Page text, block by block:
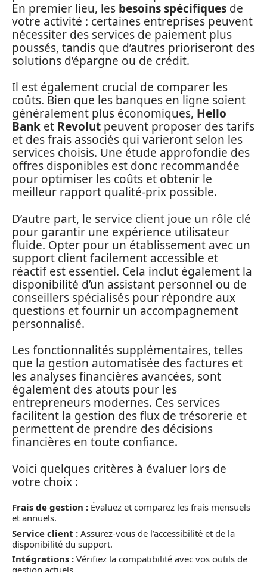
En premier lieu, les besoins spécifiques de
votre activité : certaines entreprises peuvent
nécessiter des services de paiement plus
poussés, tandis que d’autres prioriseront des
solutions d’épargne ou de crédit.
Il est également crucial de comparer les
coûts. Bien que les banques en ligne soient
généralement plus économiques, Hello
Bank et Revolut peuvent proposer des tarifs
et des frais associés qui varieront selon les
services choisis. Une étude approfondie des
offres disponibles est donc recommandée
pour optimiser les coûts et obtenir le
meilleur rapport qualité-prix possible.
D’autre part, le service client joue un rôle clé
pour garantir une expérience utilisateur
fluide. Opter pour un établissement avec un
support client facilement accessible et
réactif est essentiel. Cela inclut également la
disponibilité d’un assistant personnel ou de
conseillers spécialisés pour répondre aux
questions et fournir un accompagnement
personnalisé.
Les fonctionnalités supplémentaires, telles
que la gestion automatisée des factures et
les analyses financières avancées, sont
également des atouts pour les
entrepreneurs modernes. Ces services
facilitent la gestion des flux de trésorerie et
permettent de prendre des décisions
financières en toute confiance.
Voici quelques critères à évaluer lors de
votre choix :
Frais de gestion : Évaluez et comparez les frais mensuels
et annuels.
Service client : Assurez-vous de l’accessibilité et de la
disponibilité du support.
Intégrations : Vérifiez la compatibilité avec vos outils de